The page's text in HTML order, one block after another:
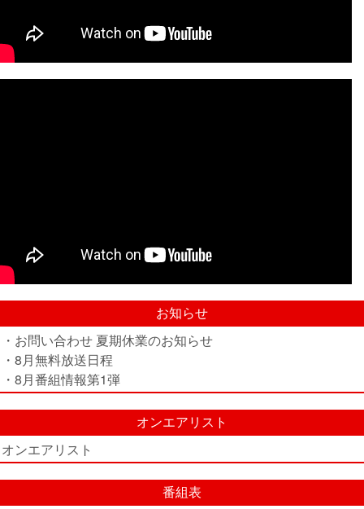
お知らせ
・お問い合わせ 夏期休業のお知らせ
・8月無料放送日程
・8月番組情報第1弾
オンエアリスト
オンエアリスト
番組表